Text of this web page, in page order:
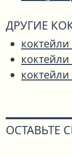
ДРУГИЕ
ОСТАВЬТЕ